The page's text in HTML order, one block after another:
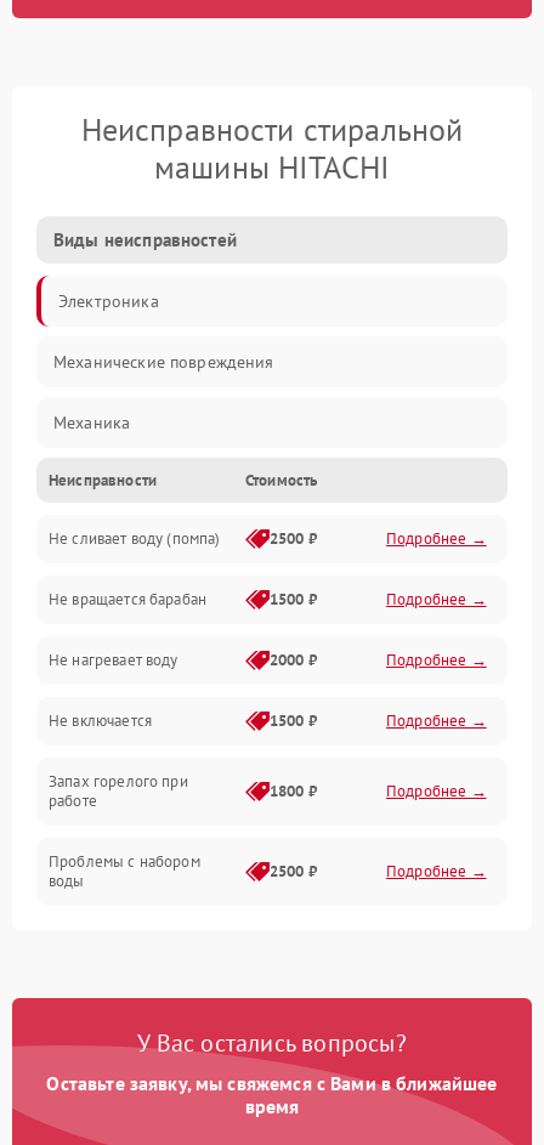
Неисправности стиральной
машины HITACHI
Виды неисправностей
Электроника
Механические повреждения
Механика
Электропитание
Водоснабжение
Слив
Программное обеспечение
Неисправности Стоимость
Не сливает воду (помпа) 2500 ₽ Подробнее →
Не вращается барабан 1500 ₽ Подробнее →
Не нагревает воду 2000 ₽ Подробнее →
Не включается 1500 ₽ Подробнее →
Запах горелого при
работе
1800 ₽ Подробнее →
Проблемы с набором
воды
2500 ₽ Подробнее →
Замена платы управления 2200 ₽ Подробнее →
У Вас остались вопросы?
Оставьте заявку, мы свяжемся с Вами в ближайшее
время